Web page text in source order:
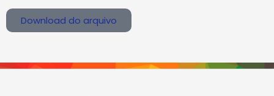
Download do arquivo